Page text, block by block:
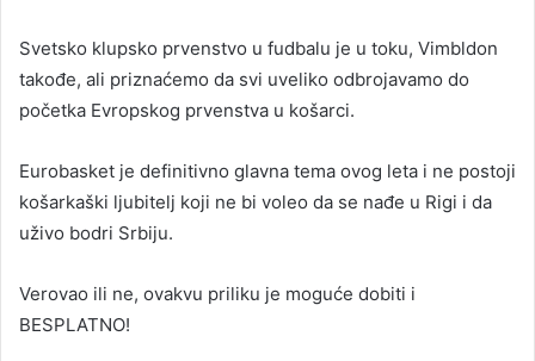
Svetsko klupsko prvenstvo u fudbalu je u toku, Vimbldon
takođe, ali priznaćemo da svi uveliko odbrojavamo do
početka Evropskog prvenstva u košarci.
Eurobasket je definitivno glavna tema ovog leta i ne postoji
košarkaški ljubitelj koji ne bi voleo da se nađe u Rigi i da
uživo bodri Srbiju.
Verovao ili ne, ovakvu priliku je moguće dobiti i
BESPLATNO!